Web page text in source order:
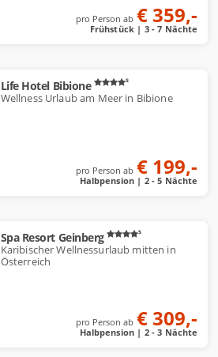
pro Person ab € 359,-
Frühstück | 3 - 7 Nächte
Life Hotel Bibione s
Wellness Urlaub am Meer in Bibione
pro Person ab € 199,-
Halbpension | 2 - 5 Nächte
Spa Resort Geinberg s
Karibischer Wellnessurlaub mitten in
Österreich
pro Person ab € 309,-
Halbpension | 2 - 3 Nächte